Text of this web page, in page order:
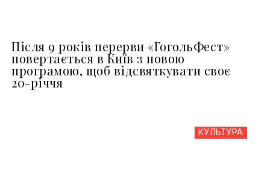
Після 9 років перерви «ГогольФест»
повертається в Київ з новою
програмою, щоб відсвяткувати своє
20-річчя
КУЛЬТУРА